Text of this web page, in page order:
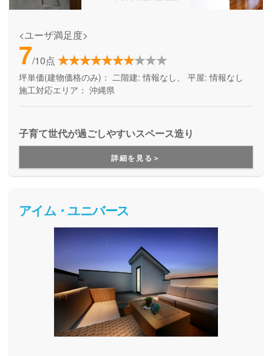
<ユーザ満足度>
7/10点
坪単価(建物価格のみ)： 二階建: 情報なし、 平屋: 情報なし
施工対応エリア： 沖縄県
子育て世代が過ごしやすいスペース造り
詳細を見る＞
アイム・ユニバース